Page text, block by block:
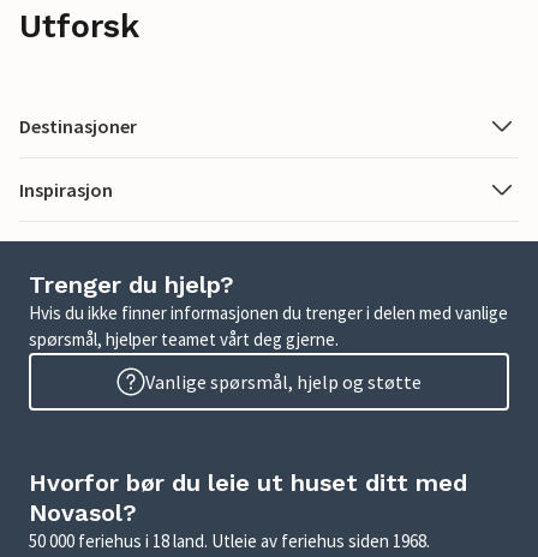
Utforsk
Destinasjoner
Inspirasjon
Trenger du hjelp?
Hvis du ikke finner informasjonen du trenger i delen med vanlige
spørsmål, hjelper teamet vårt deg gjerne.
Vanlige spørsmål, hjelp og støtte
Hvorfor bør du leie ut huset ditt med
Novasol?
50 000 feriehus i 18 land. Utleie av feriehus siden 1968.